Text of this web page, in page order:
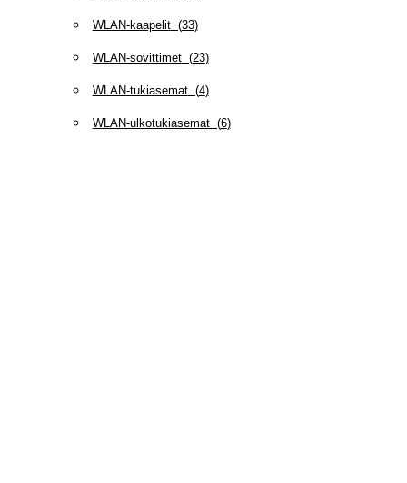
WLAN-kaapelit(33)
WLAN-sovittimet(23)
WLAN-tukiasemat(4)
WLAN-ulkotukiasemat(6)